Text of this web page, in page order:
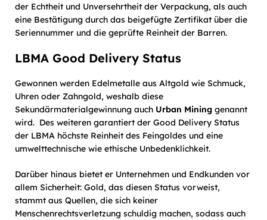
der Echtheit und Unversehrtheit der Verpackung, als auch
eine Bestätigung durch das beigefügte Zertifikat über die
Seriennummer und die geprüfte Reinheit der Barren.
LBMA Good Delivery Status
Gewonnen werden Edelmetalle aus Altgold wie Schmuck,
Uhren oder Zahngold, weshalb diese
Sekundärmaterialgewinnung auch Urban Mining genannt
wird. Des weiteren garantiert der Good Delivery Status
der LBMA höchste Reinheit des Feingoldes und eine
umwelttechnische wie ethische Unbedenklichkeit.
Darüber hinaus bietet er Unternehmen und Endkunden vor
allem Sicherheit: Gold, das diesen Status vorweist,
stammt aus Quellen, die sich keiner
Menschenrechtsverletzung schuldig machen, sodass auch